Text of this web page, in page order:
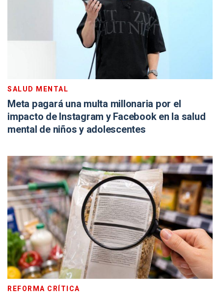
SALUD MENTAL
Meta pagará una multa millonaria por el
impacto de Instagram y Facebook en la salud
mental de niños y adolescentes
REFORMA CRÍTICA